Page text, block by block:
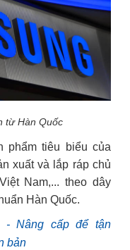
từ Hàn Quốc
phẩm tiêu biểu của
xuất và lắp ráp chủ
Nam,... theo dây
Hàn Quốc.
- Nâng cấp để tận
bản